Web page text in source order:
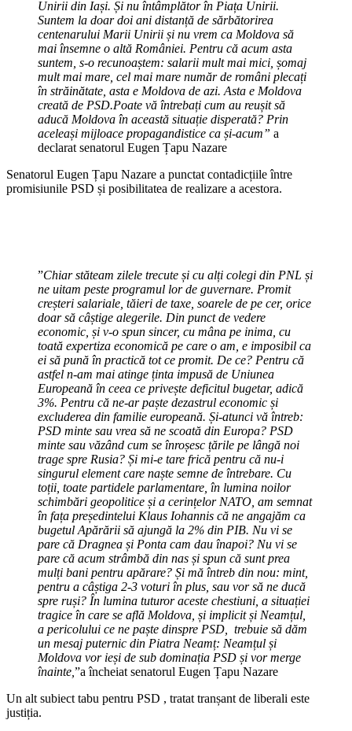
Unirii din Iași. Și nu întâmplător în Piața Unirii.
Suntem la doar doi ani distanță de sărbătorirea
centenarului Marii Unirii și nu vrem ca Moldova să
mai însemne o altă României. Pentru că acum asta
suntem, s-o recunoaștem: salarii mult mai mici, șomaj
mult mai mare, cel mai mare număr de români plecați
în străinătate, asta e Moldova de azi. Asta e Moldova
creată de PSD.Poate vă întrebați cum au reușit să
aducă Moldova în această situație disperată? Prin
aceleași mijloace propagandistice ca și-acum” a
declarat senatorul Eugen Țapu Nazare
Senatorul Eugen Țapu Nazare a punctat contadicțiile între
promisiunile PSD și posibilitatea de realizare a acestora.
”Chiar stăteam zilele trecute și cu alți colegi din PNL și
ne uitam peste programul lor de guvernare. Promit
creșteri salariale, tăieri de taxe, soarele de pe cer, orice
doar să câștige alegerile. Din punct de vedere
economic, și v-o spun sincer, cu mâna pe inima, cu
toată expertiza economică pe care o am, e imposibil ca
ei să pună în practică tot ce promit. De ce? Pentru că
astfel n-am mai atinge ținta impusă de Uniunea
Europeană în ceea ce privește deficitul bugetar, adică
3%. Pentru că ne-ar paște dezastrul economic și
excluderea din familie europeană. Și-atunci vă întreb:
PSD minte sau vrea să ne scoată din Europa? PSD
minte sau văzând cum se înroșesc țările pe lângă noi
trage spre Rusia? Și mi-e tare frică pentru că nu-i
singurul element care naște semne de întrebare. Cu
toții, toate partidele parlamentare, în lumina noilor
schimbări geopolitice și a cerințelor NATO, am semnat
în fața președintelui Klaus Iohannis că ne angajăm ca
bugetul Apărării să ajungă la 2% din PIB. Nu vi se
pare că Dragnea și Ponta cam dau înapoi? Nu vi se
pare că acum strâmbă din nas și spun că sunt prea
mulți bani pentru apărare? Și mă întreb din nou: mint,
pentru a câștiga 2-3 voturi în plus, sau vor să ne ducă
spre ruși? În lumina tuturor aceste chestiuni, a situației
tragice în care se află Moldova, și implicit și Neamțul,
a pericolului ce ne paște dinspre PSD, trebuie să dăm
un mesaj puternic din Piatra Neamț: Neamțul și
Moldova vor ieși de sub dominația PSD și vor merge
înainte, ”a încheiat senatorul Eugen Țapu Nazare
Un alt subiect tabu pentru PSD , tratat tranșant de liberali este
justiția.